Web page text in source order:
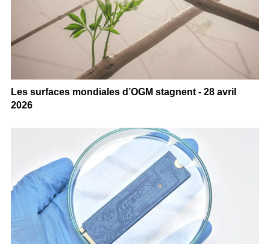
Les surfaces mondiales d’OGM stagnent - 28 avril
2026